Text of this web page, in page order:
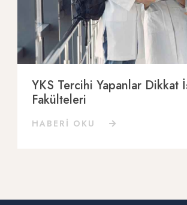
YKS Tercihi Yapanlar Dikkat
Fakülteleri
HABERİ OKU